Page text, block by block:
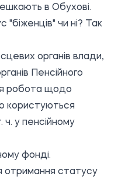
в Обухові.
чи ні? Так
органів влади,
Пенсійного
робота щодо
користуються
ч. у пенсійному
фонді.
отримання статусу